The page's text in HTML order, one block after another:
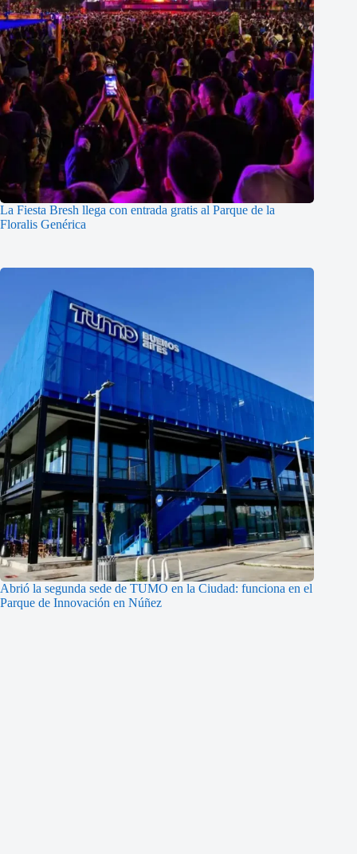
La Fiesta Bresh llega con entrada gratis al Parque de la
Floralis Genérica
Abrió la segunda sede de TUMO en la Ciudad: funciona en el
Parque de Innovación en Núñez